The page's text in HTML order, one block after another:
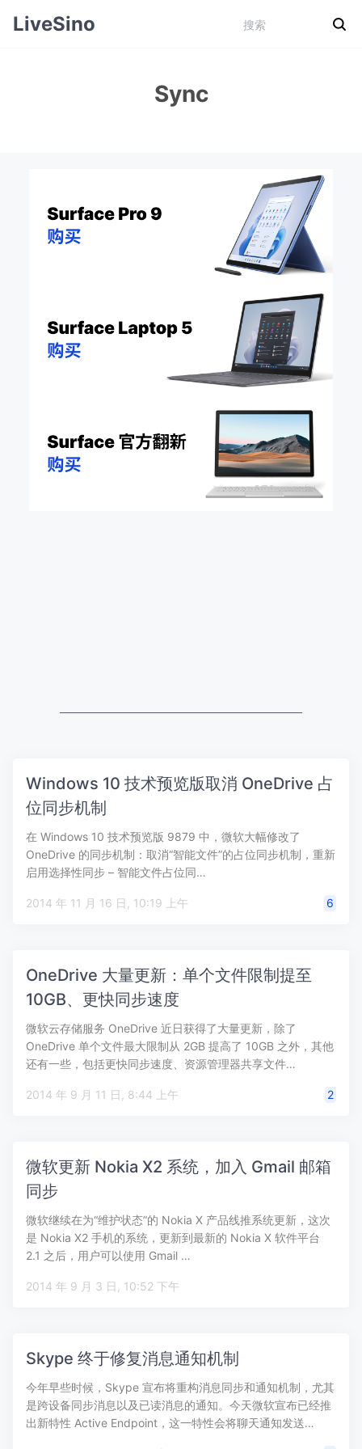
LiveSino
Sync
Windows 10 技术预览版取消 OneDrive 占
位同步机制
在 Windows 10 技术预览版 9879 中，微软大幅修改了
OneDrive 的同步机制：取消“智能文件”的占位同步机制，重新
启用选择性同步 – 智能文件占位同…
2014 年 11 月 16 日, 10:19 上午 6
OneDrive 大量更新：单个文件限制提至
10GB、更快同步速度
微软云存储服务 OneDrive 近日获得了大量更新，除了
OneDrive 单个文件最大限制从 2GB 提高了 10GB 之外，其他
还有一些，包括更快同步速度、资源管理器共享文件…
2014 年 9 月 11 日, 8:44 上午 2
微软更新 Nokia X2 系统，加入 Gmail 邮箱
同步
微软继续在为“维护状态”的 Nokia X 产品线推系统更新，这次
是 Nokia X2 手机的系统，更新到最新的 Nokia X 软件平台
2.1 之后，用户可以使用 Gmail …
2014 年 9 月 3 日, 10:52 下午
Skype 终于修复消息通知机制
今年早些时候，Skype 宣布将重构消息同步和通知机制，尤其
是跨设备同步消息以及已读消息的通知。今天微软宣布已经推
出新特性 Active Endpoint，这一特性会将聊天通知发送…